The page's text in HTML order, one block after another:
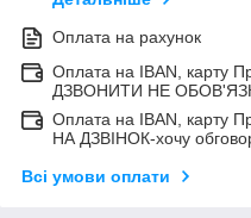
Оплата на рахунок
Оплата на IBAN, карту
ДЗВОНИТИ НЕ
Оплата на IBAN, карту
НА ДЗВІНОК-хочу
Всі умови оплати